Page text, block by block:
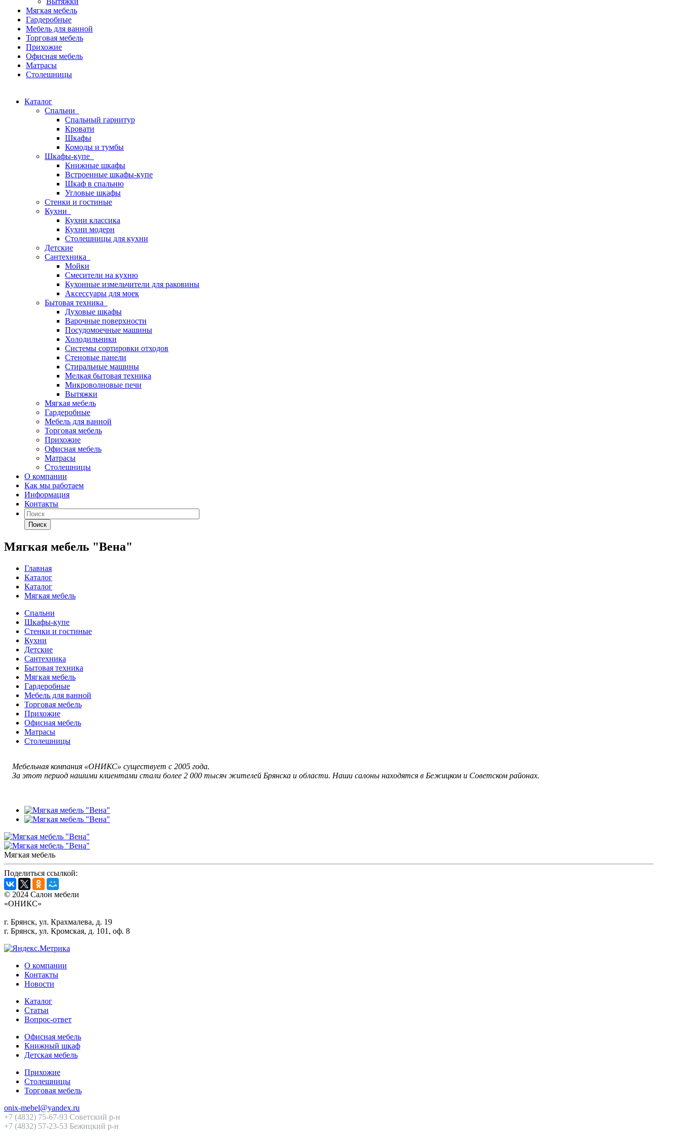
Мягкая мебель
Гардеробные
Мебель для ванной
Торговая мебель
Прихожие
Офисная мебель
Матрасы
Столешницы
Каталог
Спальни
Спальный гарнитур
Кровати
Шкафы
Комоды и тумбы
Шкафы-купе
Книжные шкафы
Встроенные шкафы-купе
Шкаф в спальню
Угловые шкафы
Стенки и гостиные
Кухни
Кухни классика
Кухни модерн
Столешницы для кухни
Детские
Сантехника
Мойки
Смесители на кухню
Кухонные измельчители для раковины
Аксессуары для моек
Бытовая техника
Духовые шкафы
Варочные поверхности
Посудомоечные машины
Холодильники
Системы сортировки отходов
Стеновые панели
Стиральные машины
Мелкая бытовая техника
Микроволновые печи
Вытяжки
Мягкая мебель
Гардеробные
Мебель для ванной
Торговая мебель
Прихожие
Офисная мебель
Матрасы
Столешницы
О компании
Как мы работаем
Информация
Контакты
Поиск
Мягкая мебель "Вена"
Главная
Каталог
Каталог
Мягкая мебель
Спальни
Шкафы-купе
Стенки и гостиные
Кухни
Детские
Сантехника
Бытовая техника
Мягкая мебель
Гардеробные
Мебель для ванной
Торговая мебель
Прихожие
Офисная мебель
Матрасы
Столешницы
Мебельная компания «ОНИКС» существует с 2005 года.
За этот период нашими клиентами стали более 2 000 тысяч жителей Брянска и области. Наши салоны находятся в Бежицком и Советском районах.
Мягкая мебель
Поделиться ссылкой:
© 2024 Салон мебели
«ОНИКС»
г. Брянск, ул. Крахмалева, д. 19
г. Брянск, ул. Кромская, д. 101, оф. 8
О компании
Контакты
Новости
Каталог
Статьи
Вопрос-ответ
Офисная мебель
Книжный шкаф
Детская мебель
Прихожие
Столешницы
Торговая мебель
onix-mebel@yandex.ru
+7 (4832) 75-67-93 Советский р-н
+7 (4832) 57-23-53 Бежицкий р-н